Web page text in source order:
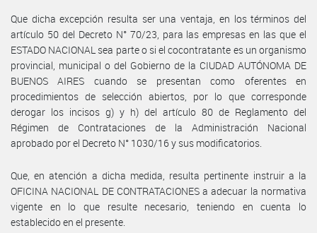
Que dicha excepción resulta ser una ventaja, en los términos del
artículo 50 del Decreto N° 70/23, para las empresas en las que el
ESTADO NACIONAL sea parte o si el cocontratante es un organismo
provincial, municipal o del Gobierno de la CIUDAD AUTÓNOMA DE
BUENOS AIRES cuando se presentan como oferentes en
procedimientos de selección abiertos, por lo que corresponde
derogar los incisos g) y h) del artículo 80 de Reglamento del
Régimen de Contrataciones de la Administración Nacional
aprobado por el Decreto N° 1030/16 y sus modificatorios.
Que, en atención a dicha medida, resulta pertinente instruir a la
OFICINA NACIONAL DE CONTRATACIONES a adecuar la normativa
vigente en lo que resulte necesario, teniendo en cuenta lo
establecido en el presente.